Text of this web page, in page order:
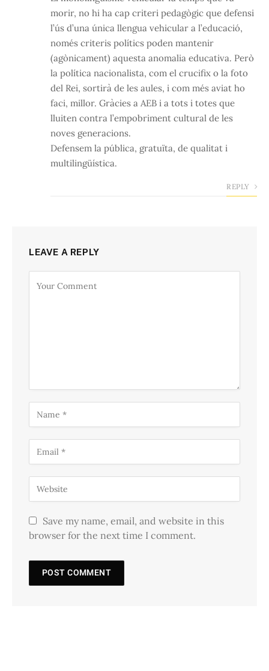
morir, no hi ha cap criteri pedagògic que defensi
l’ús d’una única llengua vehicular a l’educació,
només criteris polítics poden mantenir
(agònicament) aquesta anomalia educativa. Però
la política nacionalista, com el crucifix o la foto
del Rei, sortirà de les aules, i com més aviat ho
faci, millor. Gràcies a AEB i a tots i totes que
lluiten contra l’empobriment cultural de les
noves generacions.
Defensem la pública, gratuïta, de qualitat i
multilingüística.
REPLY
LEAVE A REPLY
Save my name, email, and website in this
browser for the next time I comment.